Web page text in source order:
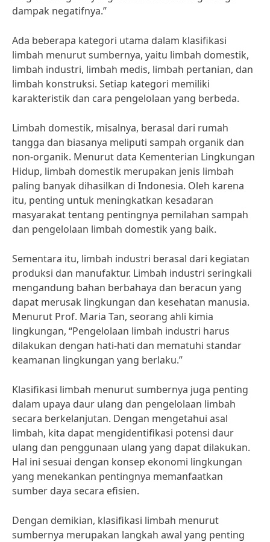
dampak negatifnya.”
Ada beberapa kategori utama dalam klasifikasi
limbah menurut sumbernya, yaitu limbah domestik,
limbah industri, limbah medis, limbah pertanian, dan
limbah konstruksi. Setiap kategori memiliki
karakteristik dan cara pengelolaan yang berbeda.
Limbah domestik, misalnya, berasal dari rumah
tangga dan biasanya meliputi sampah organik dan
non-organik. Menurut data Kementerian Lingkungan
Hidup, limbah domestik merupakan jenis limbah
paling banyak dihasilkan di Indonesia. Oleh karena
itu, penting untuk meningkatkan kesadaran
masyarakat tentang pentingnya pemilahan sampah
dan pengelolaan limbah domestik yang baik.
Sementara itu, limbah industri berasal dari kegiatan
produksi dan manufaktur. Limbah industri seringkali
mengandung bahan berbahaya dan beracun yang
dapat merusak lingkungan dan kesehatan manusia.
Menurut Prof. Maria Tan, seorang ahli kimia
lingkungan, “Pengelolaan limbah industri harus
dilakukan dengan hati-hati dan mematuhi standar
keamanan lingkungan yang berlaku.”
Klasifikasi limbah menurut sumbernya juga penting
dalam upaya daur ulang dan pengelolaan limbah
secara berkelanjutan. Dengan mengetahui asal
limbah, kita dapat mengidentifikasi potensi daur
ulang dan penggunaan ulang yang dapat dilakukan.
Hal ini sesuai dengan konsep ekonomi lingkungan
yang menekankan pentingnya memanfaatkan
sumber daya secara efisien.
Dengan demikian, klasifikasi limbah menurut
sumbernya merupakan langkah awal yang penting